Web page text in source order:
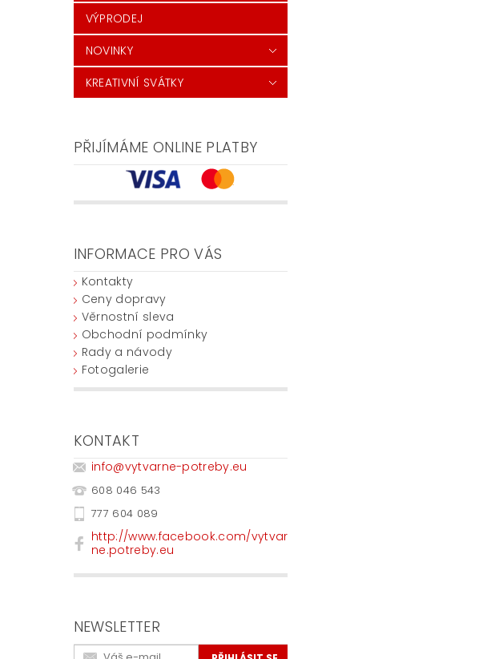
VÝPRODEJ
NOVINKY
KREATIVNÍ SVÁTKY
PŘIJÍMÁME ONLINE PLATBY
INFORMACE PRO VÁS
Kontakty
Ceny dopravy
Věrnostní sleva
Obchodní podmínky
Rady a návody
Fotogalerie
KONTAKT
info@vytvarne-potreby.eu
608 046 543
777 604 089
http://www.facebook.com/vytvar
ne.potreby.eu
NEWSLETTER